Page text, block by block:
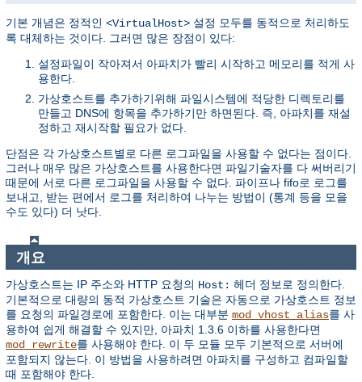
기본 개념은 정적인 <VirtualHost> 설정 모두를 동적으로 처리하도
록 대체하는 것이다. 그러면 많은 장점이 있다:
설정파일이 작아져서 아파치가 빨리 시작하고 메모리를 적게 사
용한다.
가상호스트를 추가하기위해 파일시스템에 적당한 디렉토리를
만들고 DNS에 항목을 추가하기만 하면된다. 즉, 아파치를 재설
정하고 재시작할 필요가 없다.
단점은 각 가상호스트별로 다른 로그파일을 사용할 수 없다는 점이다.
그러나 매우 많은 가상호스트를 사용한다면 파일기술자를 다 써버리기
때문에 서로 다른 로그파일을 사용할 수 없다. 파이프나 fifo로 로그를
보내고, 받는 편에서 로그를 처리하여 나누는 방법이 (통계 등을 모을
수도 있다) 더 낫다.
개요
가상호스트는 IP 주소와 HTTP 요청의 Host: 헤더 정보로 정의한다.
기본적으로 대량의 동적 가상호스트 기술은 자동으로 가상호스트 정보
를 요청의 파일경로에 포함한다. 이는 대부분 mod_vhost_alias를 사
용하여 쉽게 해결할 수 있지만, 아파치 1.3.6 이하를 사용한다면
mod_rewrite를 사용해야 한다. 이 두 모듈 모두 기본적으로 서버에
포함되지 않는다. 이 방법을 사용하려면 아파치를 구성하고 컴파일할
때 포함해야 한다.